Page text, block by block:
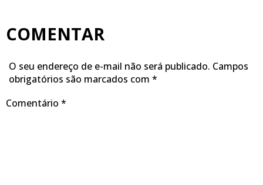
COMENTAR
O seu endereço de e-mail não será publicado. Campos
obrigatórios são marcados com *
Comentário *